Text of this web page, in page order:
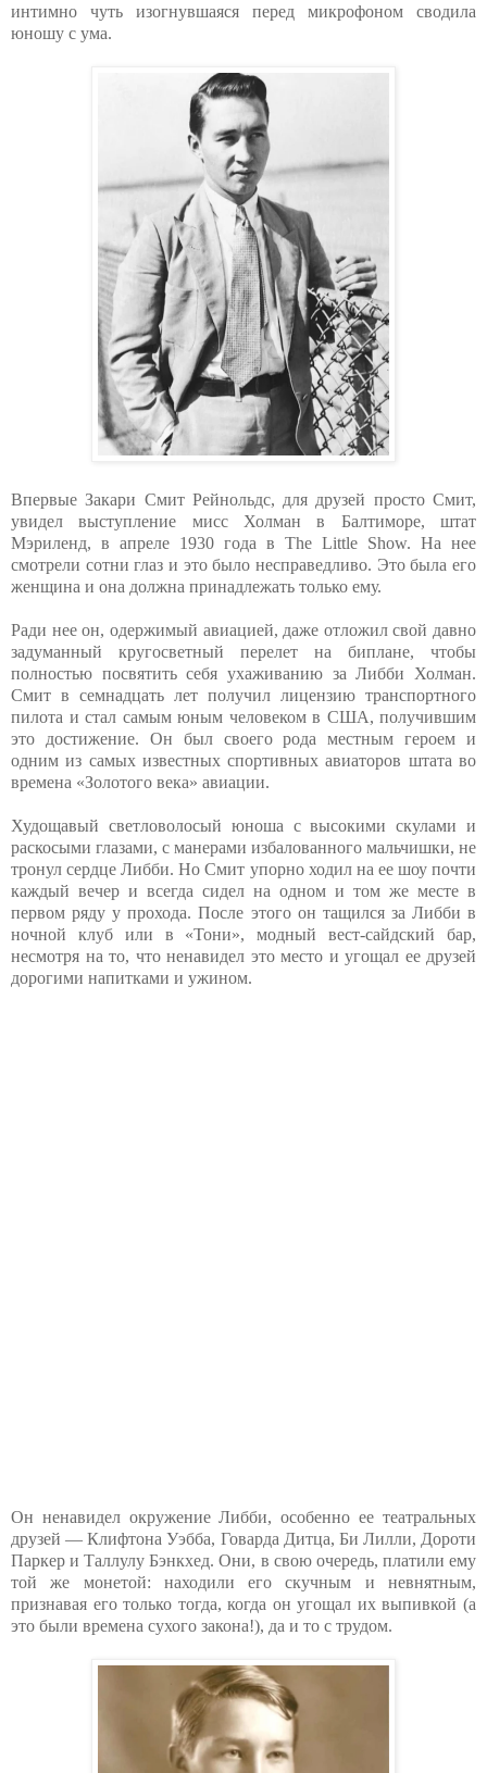
интимно чуть изогнувшаяся перед микрофоном сводила
юношу с ума.
Впервые Закари Смит Рейнольдс, для друзей просто Смит,
увидел выступление мисс Холман в Балтиморе, штат
Мэриленд, в апреле 1930 года в The Little Show. На нее
смотрели сотни глаз и это было несправедливо. Это была его
женщина и она должна принадлежать только ему.
Ради нее он, одержимый авиацией, даже отложил свой давно
задуманный кругосветный перелет на биплане, чтобы
полностью посвятить себя ухаживанию за Либби Холман.
Смит в семнадцать лет получил лицензию транспортного
пилота и стал самым юным человеком в США, получившим
это достижение. Он был своего рода местным героем и
одним из самых известных спортивных авиаторов штата во
времена «Золотого века» авиации.
Худощавый светловолосый юноша с высокими скулами и
раскосыми глазами, с манерами избалованного мальчишки, не
тронул сердце Либби. Но Смит упорно ходил на ее шоу почти
каждый вечер и всегда сидел на одном и том же месте в
первом ряду у прохода. После этого он тащился за Либби в
ночной клуб или в «Тони», модный вест-сайдский бар,
несмотря на то, что ненавидел это место и угощал ее друзей
дорогими напитками и ужином.
Он ненавидел окружение Либби, особенно ее театральных
друзей — Клифтона Уэбба, Говарда Дитца, Би Лилли, Дороти
Паркер и Таллулу Бэнкхед. Они, в свою очередь, платили ему
той же монетой: находили его скучным и невнятным,
признавая его только тогда, когда он угощал их выпивкой (а
это были времена сухого закона!), да и то с трудом.